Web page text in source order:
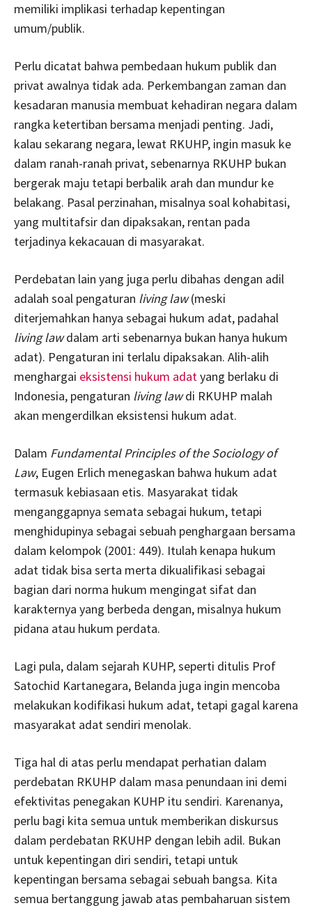
memiliki implikasi terhadap kepentingan
umum/publik.
Perlu dicatat bahwa pembedaan hukum publik dan
privat awalnya tidak ada. Perkembangan zaman dan
kesadaran manusia membuat kehadiran negara dalam
rangka ketertiban bersama menjadi penting. Jadi,
kalau sekarang negara, lewat RKUHP, ingin masuk ke
dalam ranah-ranah privat, sebenarnya RKUHP bukan
bergerak maju tetapi berbalik arah dan mundur ke
belakang. Pasal perzinahan, misalnya soal kohabitasi,
yang multitafsir dan dipaksakan, rentan pada
terjadinya kekacauan di masyarakat.
Perdebatan lain yang juga perlu dibahas dengan adil
adalah soal pengaturan living law(meski
diterjemahkan hanya sebagai hukum adat, padahal
living lawdalam arti sebenarnya bukan hanya hukum
adat). Pengaturan ini terlalu dipaksakan. Alih-alih
menghargai eksistensi hukum adatyang berlaku di
Indonesia, pengaturan living lawdi RKUHP malah
akan mengerdilkan eksistensi hukum adat.
Dalam Fundamental Principles of the Sociology of
Law, Eugen Erlich menegaskan bahwa hukum adat
termasuk kebiasaan etis. Masyarakat tidak
menganggapnya semata sebagai hukum, tetapi
menghidupinya sebagai sebuah penghargaan bersama
dalam kelompok (2001: 449). Itulah kenapa hukum
adat tidak bisa serta merta dikualifikasi sebagai
bagian dari norma hukum mengingat sifat dan
karakternya yang berbeda dengan, misalnya hukum
pidana atau hukum perdata.
Lagi pula, dalam sejarah KUHP, seperti ditulis Prof
Satochid Kartanegara, Belanda juga ingin mencoba
melakukan kodifikasi hukum adat, tetapi gagal karena
masyarakat adat sendiri menolak.
Tiga hal di atas perlu mendapat perhatian dalam
perdebatan RKUHP dalam masa penundaan ini demi
efektivitas penegakan KUHP itu sendiri. Karenanya,
perlu bagi kita semua untuk memberikan diskursus
dalam perdebatan RKUHP dengan lebih adil. Bukan
untuk kepentingan diri sendiri, tetapi untuk
kepentingan bersama sebagai sebuah bangsa. Kita
semua bertanggung jawab atas pembaharuan sistem